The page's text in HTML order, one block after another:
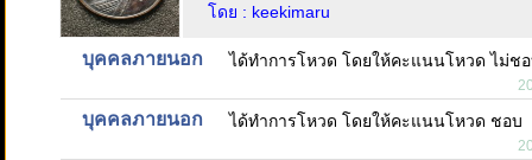
โดย : keekimaru
บุคคลภายนอก ได้ทำการโหวด โดยให้คะแนนโหวด ไม่ช
บุคคลภายนอก ได้ทำการโหวด โดยให้คะแนนโหวด ชอบ